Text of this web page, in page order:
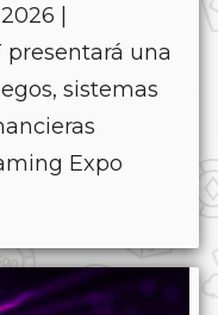
|
presentará una
sistemas
Expo